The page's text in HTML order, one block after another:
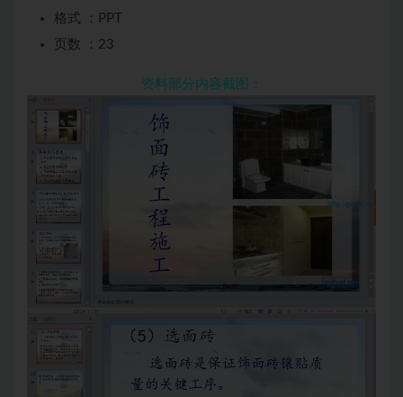
格式 ：PPT
页数 ：23
资料部分内容截图：